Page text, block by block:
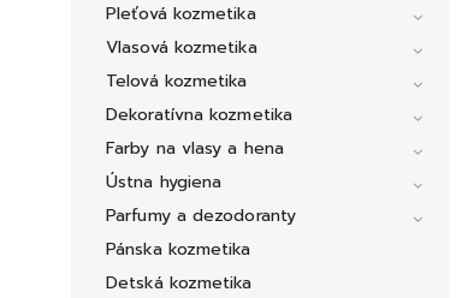
Pleťová kozmetika
Vlasová kozmetika
Telová kozmetika
Dekoratívna kozmetika
Farby na vlasy a hena
Ústna hygiena
Parfumy a dezodoranty
Pánska kozmetika
Detská kozmetika